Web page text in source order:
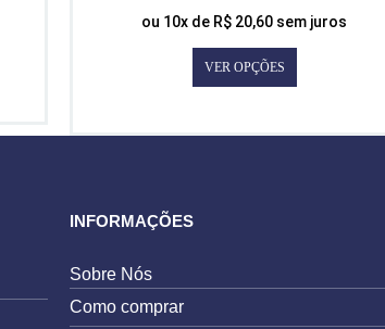
ou 10x de R$ 20,60 sem juros
VER OPÇÕES
INFORMAÇÕES
Sobre Nós
Como comprar